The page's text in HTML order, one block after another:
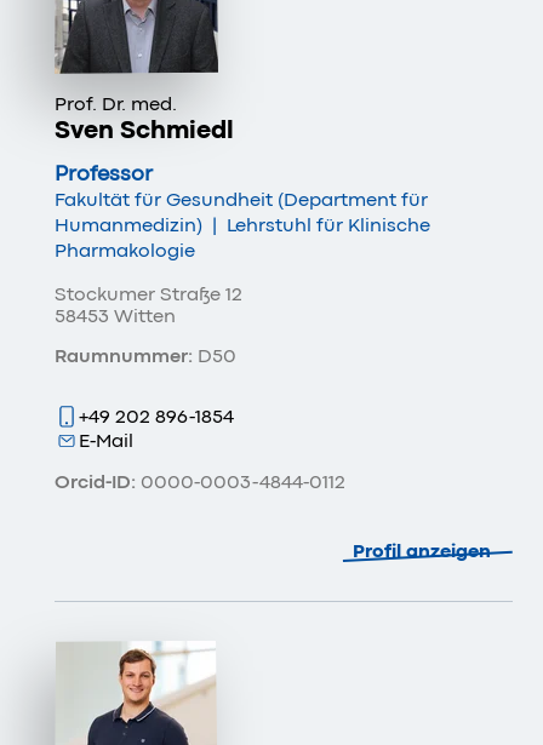
Prof. Dr. med.
Sven Schmiedl
Professor
Fakultät für Gesundheit (Department für
Humanmedizin) | Lehrstuhl für Klinische
Pharmakologie
+49 202 896-1854
E-Mail
Orcid-ID: 0000-0003-4844-0112
Stockumer Straße 12
58453 Witten
Raumnummer: D50
Profil anzeigen